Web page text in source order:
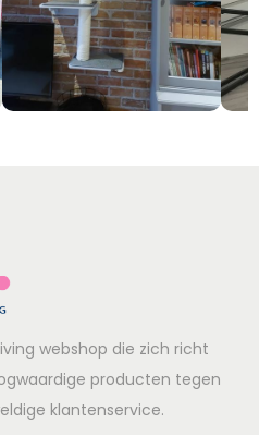
webshop die zich richt
producten tegen
klantenservice.